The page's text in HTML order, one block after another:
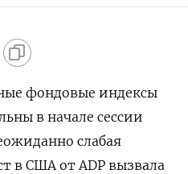
фондовые индексы
в начале сессии
слабая
в США от ADP вызвала